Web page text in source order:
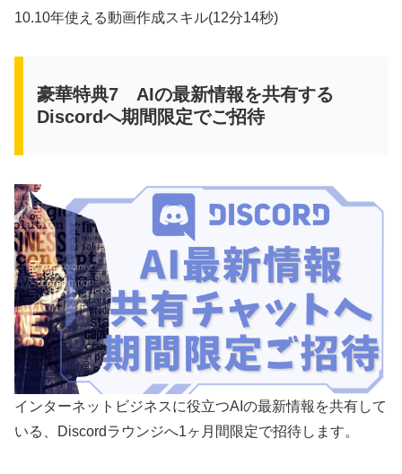
10.10年使える動画作成スキル(12分14秒)
豪華特典7 AIの最新情報を共有する
Discordへ期間限定でご招待
インターネットビジネスに役立つAIの最新情報を共有して
いる、Discordラウンジへ1ヶ月間限定で招待します。